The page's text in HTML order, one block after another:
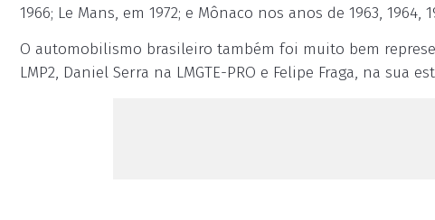
1966; Le Mans, em 1972; e Mônaco nos anos de 1963, 1964,
O automobilismo brasileiro também foi muito bem
LMP2, Daniel Serra na LMGTE-PRO e Felipe Fraga, na sua